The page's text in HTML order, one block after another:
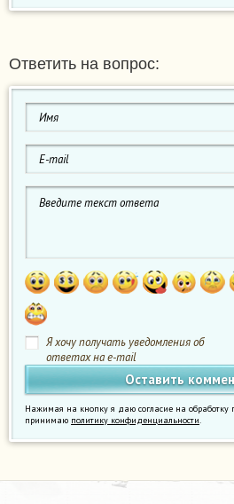
Ответить на вопрос:
Я хочу получать уведомления об
ответах на e-mail
Нажимая на кнопку я даю согласие на
принимаю политику конфиденциальности.